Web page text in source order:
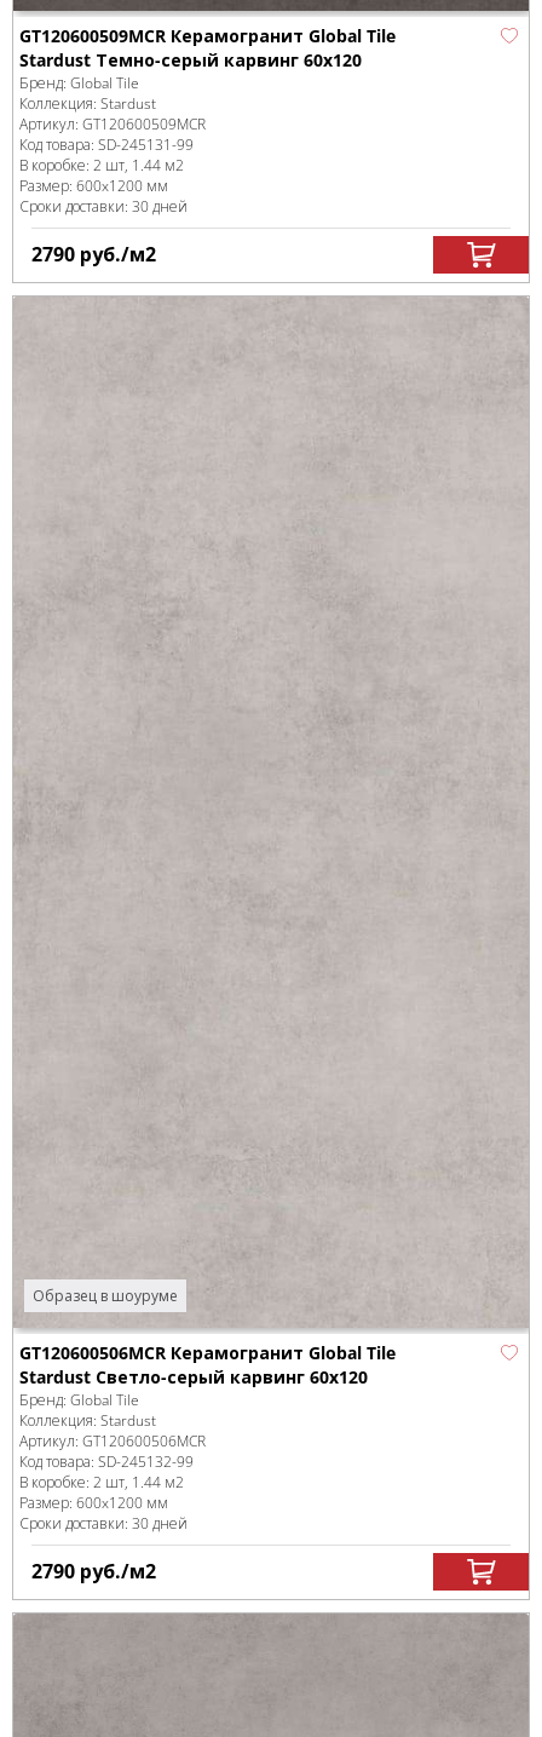
GT120600509MCR Керамогранит Global Tile
Stardust Темно-серый карвинг 60x120
Бренд: Global Tile
Коллекция: Stardust
Артикул: GT120600509MCR
Код товара: SD-245131-99
В коробке: 2 шт, 1.44 м2
Размер: 600x1200 мм
Сроки доставки: 30 дней
2790 руб./м2
Образец в шоуруме
GT120600506MCR Керамогранит Global Tile
Stardust Светло-серый карвинг 60x120
Бренд: Global Tile
Коллекция: Stardust
Артикул: GT120600506MCR
Код товара: SD-245132-99
В коробке: 2 шт, 1.44 м2
Размер: 600x1200 мм
Сроки доставки: 30 дней
2790 руб./м2